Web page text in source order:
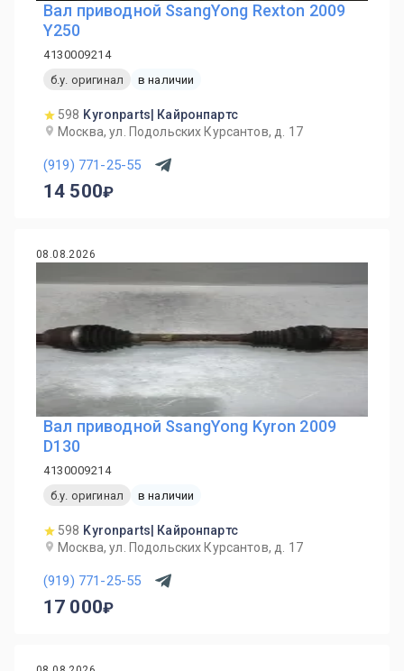
Вал приводной SsangYong Rexton 2009
Y250
4130009214
б.у. оригинал
в наличии
598 Kyronparts| Кайронпартс
Москва, ул. Подольских Курсантов, д. 17
(919) 771-25-55
14 500
08.08.2026
Вал приводной SsangYong Kyron 2009
D130
4130009214
б.у. оригинал
в наличии
598 Kyronparts| Кайронпартс
Москва, ул. Подольских Курсантов, д. 17
(919) 771-25-55
17 000